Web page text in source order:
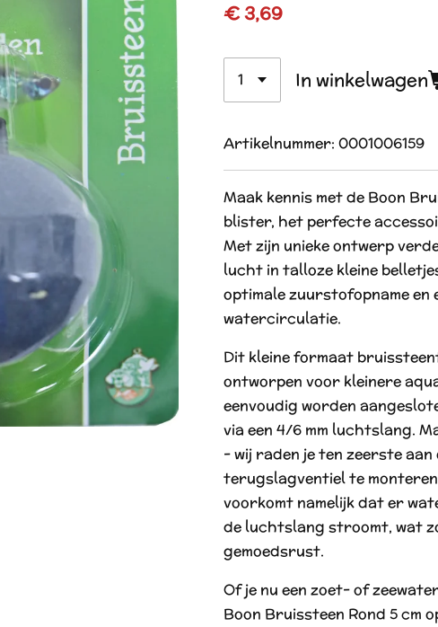
€ 3,69
In winkelwagen
Artikelnummer: 0001006159
Maak kennis met de Boon
blister, het perfecte
Met zijn unieke ontwerp
lucht in talloze kleine
optimale zuurstofopname en
watercirculatie.
Dit kleine formaat
ontworpen voor kleinere
eenvoudig worden
via een 4/6 mm luchtslang.
- wij raden je ten zeerste aan
terugslagventiel te
voorkomt namelijk dat er
de luchtslang stroomt, wat
gemoedsrust.
Of je nu een zoet- of
Boon Bruissteen Rond 5 cm